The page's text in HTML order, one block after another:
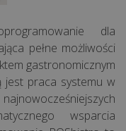
dla
pełne możliwości
gastronomicznym
jest praca systemu w
wsparcia